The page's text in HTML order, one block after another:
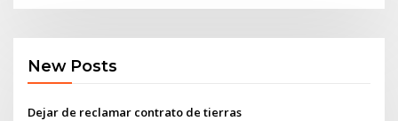
New Posts
Dejar de reclamar contrato de tierras